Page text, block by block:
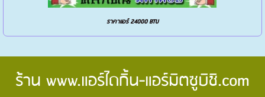
ราคาแอร์ 24000 BTU
ร้าน www.แอร์ไดกิ้น-แอร์มิตซูบิชิ.com